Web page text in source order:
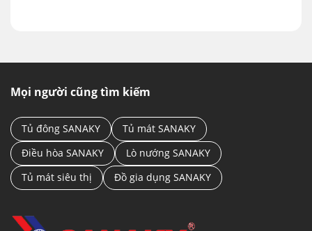
Mọi người cũng tìm kiếm
Tủ đông SANAKY
Tủ mát SANAKY
Điều hòa SANAKY
Lò nướng SANAKY
Tủ mát siêu thị
Đồ gia dụng SANAKY